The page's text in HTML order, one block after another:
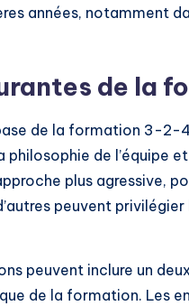
années, notamment
de la
de la formation 3-
de l’équipe
plus agressive,
peuvent
peuvent inclure un
de la formation. Les